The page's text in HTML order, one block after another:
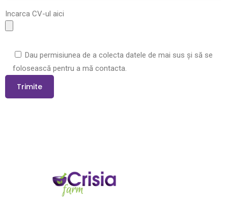
Incarca CV-ul aici
Dau permisiunea de a colecta datele de mai sus și să se
folosească pentru a mă contacta.